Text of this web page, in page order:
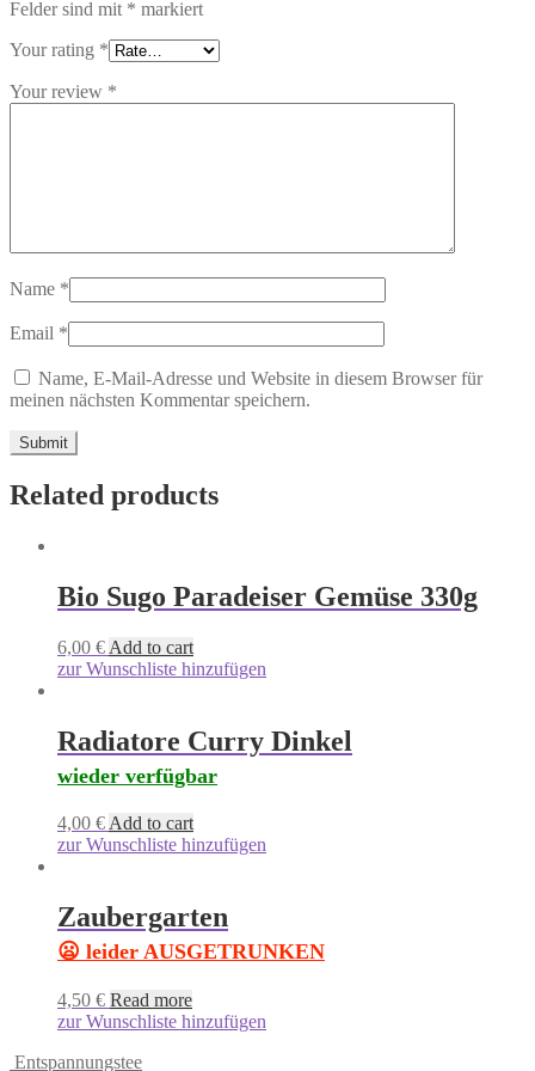
Felder sind mit * markiert
Your rating *
Your review *
Name *
Email *
Name, E-Mail-Adresse und Website in diesem Browser für
meinen nächsten Kommentar speichern.
Related products
Bio Sugo Paradeiser Gemüse 330g
6,00 € Add to cart
zur Wunschliste hinzufügen
Radiatore Curry Dinkel
wieder verfügbar
4,00 €Add to cart
zur Wunschliste hinzufügen
Zaubergarten
😦 leider AUSGETRUNKEN
4,50 € Read more
zur Wunschliste hinzufügen
Entspannungstee